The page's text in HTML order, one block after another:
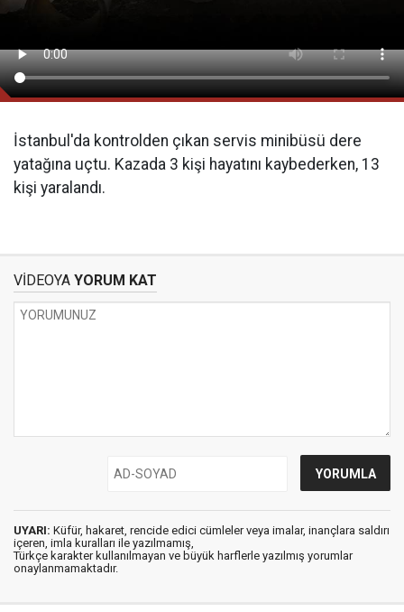
İstanbul'da kontrolden çıkan servis minibüsü dere
yatağına uçtu. Kazada 3 kişi hayatını kaybederken, 13
kişi yaralandı.
VİDEOYA YORUM KAT
UYARI: Küfür, hakaret, rencide edici cümleler veya imalar, inançlara saldırı
içeren, imla kuralları ile yazılmamış,
Türkçe karakter kullanılmayan ve büyük harflerle yazılmış yorumlar
onaylanmamaktadır.